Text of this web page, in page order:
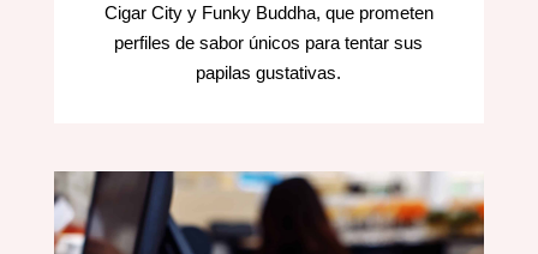
Cigar City y Funky Buddha, que prometen
perfiles de sabor únicos para tentar sus
papilas gustativas.